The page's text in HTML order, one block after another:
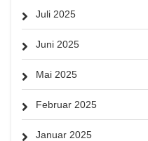
Juli 2025
Juni 2025
Mai 2025
Februar 2025
Januar 2025